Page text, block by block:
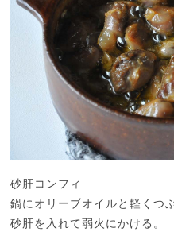
砂肝コンフィ
鍋にオリーブオイルと軽くつ
砂肝を入れて弱火にかける。